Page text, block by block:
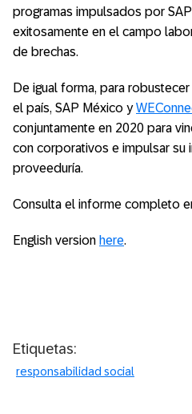
programas impulsados por
exitosamente en el campo
de brechas.
De igual forma, para
el país, SAP México y
conjuntamente en 2020 para
con corporativos e impulsar su
proveeduría.
Consulta el informe completo
English version here.
Etiquetas:
responsabilidad social